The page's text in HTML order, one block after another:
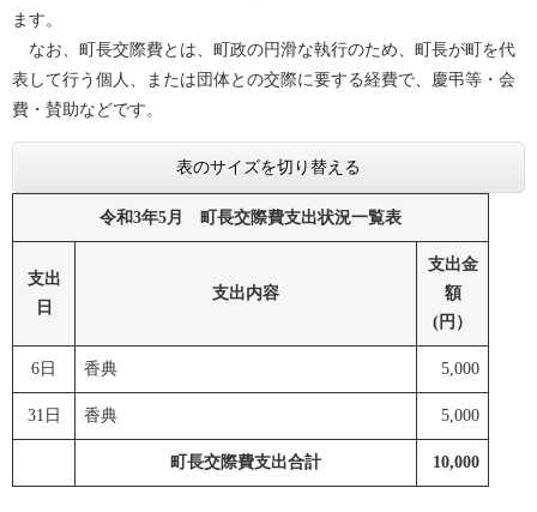
ます。
なお、町長交際費とは、町政の円滑な執行のため、町長が町を代
表して行う個人、または団体との交際に要する経費で、慶弔等・会
費・賛助などです。
表のサイズを切り替える
令和3年5月 町長交際費支出状況一覧表
支出
日
支出内容
支出金
額
(円）
6日 香典 5,000
31日 香典 5,000
町長交際費支出合計 10,000